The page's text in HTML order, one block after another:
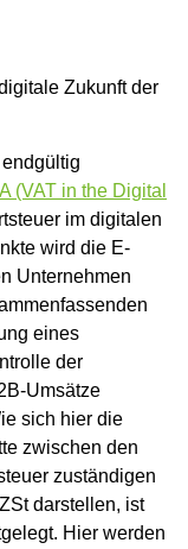
Zukunft der
endgültig
(VAT in the Digital
im digitalen
wird die E-
Unternehmen
eines
der
Umsätze
sich hier die
zwischen den
zuständigen
darstellen, ist
Hier werden